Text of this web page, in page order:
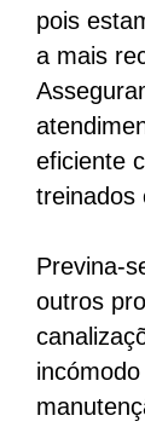
pois
a mais
eficiente
treinados
Previna-
outros